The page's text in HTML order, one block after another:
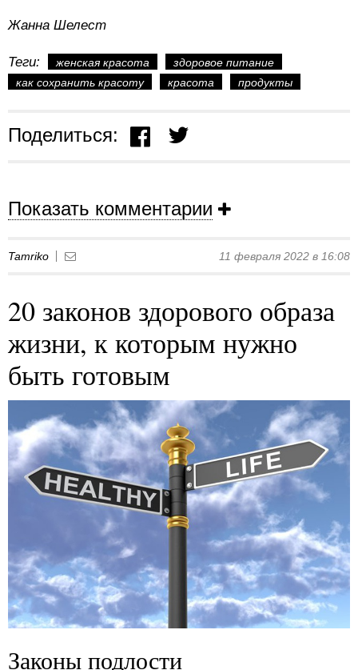
Жанна Шелест
Теги: женская красота
здоровое питание
как сохранить красоту
красота продукты
Поделиться:
Показать комментарии
Tamriko 11 февраля 2022 в 16:08
20 законов здорового образа
жизни, к которым нужно
быть готовым
Законы подлости